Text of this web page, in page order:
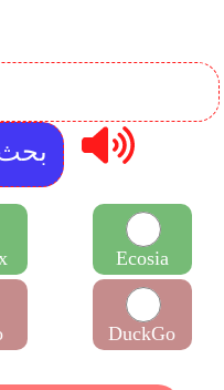
Ecosia
DuckGo